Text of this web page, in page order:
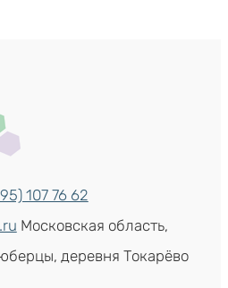
107 76 62
Московская область,
деревня Токарёво